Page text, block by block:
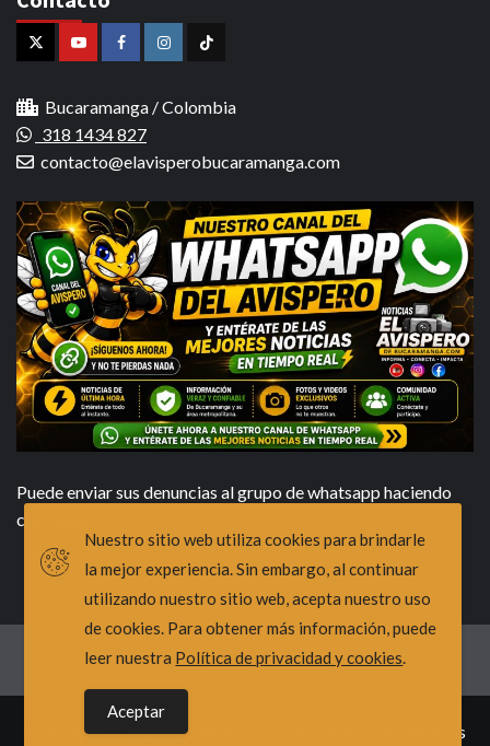
X YoutubeFacebookInstagram
Bucaramanga / Colombia
318 1434 827
contacto@elavisperobucaramanga.com
Puede enviar sus denuncias al grupo de whatsapp haciendo
click
Copyright © Todos los derechos reservados. TecnoPymes
Nuestro sitio web utiliza cookies para brindarle
la mejor experiencia. Sin embargo, al continuar
utilizando nuestro sitio web, acepta nuestro uso
de cookies. Para obtener más información, puede
leer nuestra Política de privacidad y cookies.
Aceptar